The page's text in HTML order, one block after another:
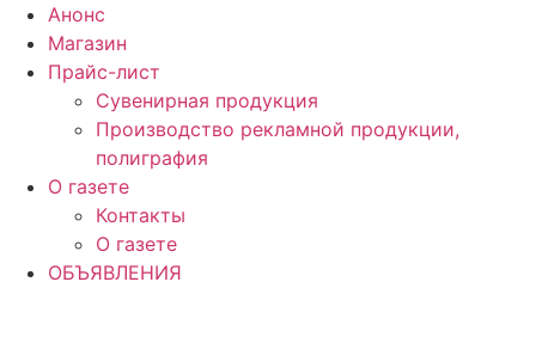
Анонс
Магазин
Прайс-лист
Сувенирная продукция
Производство рекламной продукции,
полиграфия
О газете
Контакты
О газете
ОБЪЯВЛЕНИЯ